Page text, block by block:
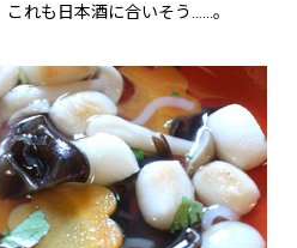
れも日本酒に合いそう……。